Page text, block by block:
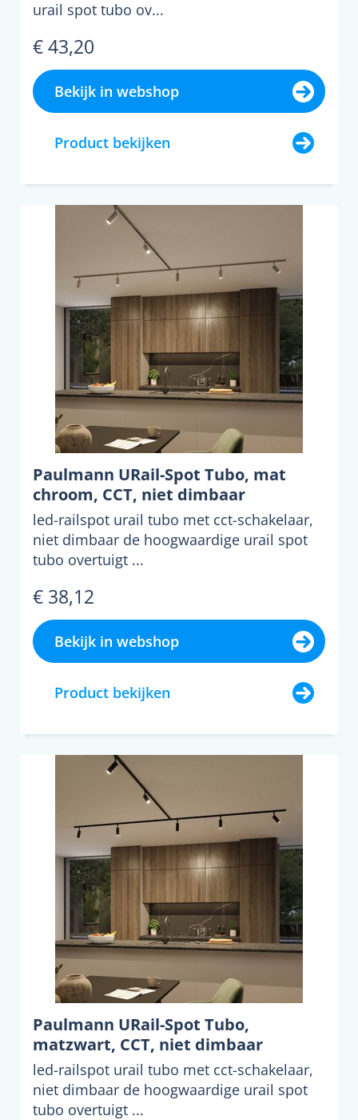
urail spot tubo ov...
€ 43,20
Bekijk in webshop
Product bekijken
Paulmann URail-Spot Tubo, mat
chroom, CCT, niet dimbaar
led-railspot urail tubo met cct-schakelaar,
niet dimbaar de hoogwaardige urail spot
tubo overtuigt ...
€ 38,12
Bekijk in webshop
Product bekijken
Paulmann URail-Spot Tubo,
matzwart, CCT, niet dimbaar
led-railspot urail tubo met cct-schakelaar,
niet dimbaar de hoogwaardige urail spot
tubo overtuigt ...